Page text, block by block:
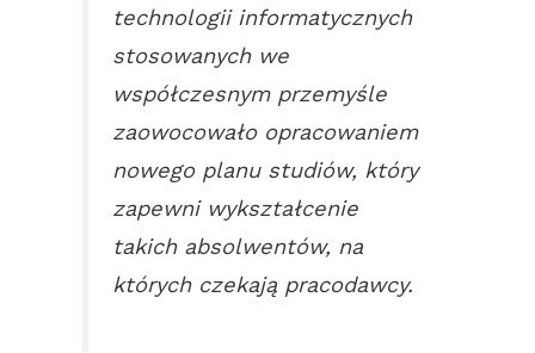
technologii informatycznych
stosowanych we
współczesnym przemyśle
zaowocowało opracowaniem
nowego planu studiów, który
zapewni wykształcenie
takich absolwentów, na
których czekają pracodawcy.